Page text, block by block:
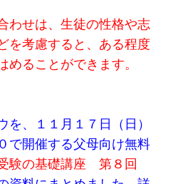
わせは、生徒の性格や志
を考慮すると、ある程度
めることができます。
を、１１月１７日（日）
で開催する父母向け無料
受験の基礎講座 第８回